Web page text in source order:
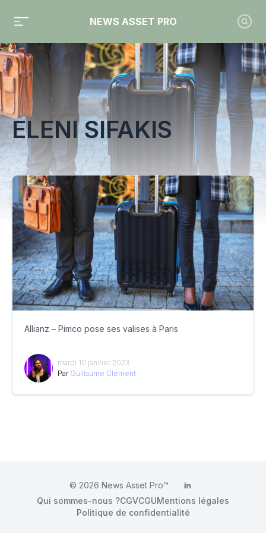
NEWS ASSET PRO
Toute l'actualité sur le tag "Eleni Sifakis"
ELENI SIFAKIS
Allianz – Pimco pose ses valises à Paris
mardi 10 janvier 2023
Par Guillaume Clément
© 2026 News Asset Pro™ LinkedIn
Qui sommes-nous ?CGVCGUMentions légales
Politique de confidentialité